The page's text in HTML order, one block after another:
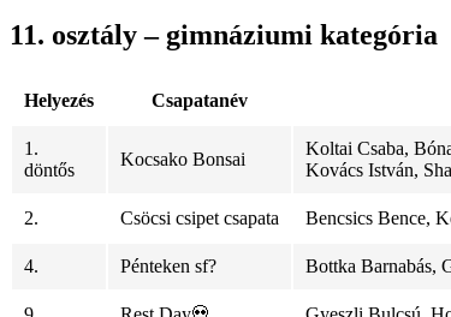
11. osztály – gimnáziumi kategória
Helyezés Csapatanév
1.
döntős
Kocsako Bonsai
Koltai Csaba,
Kovács István,
2. Csöcsi csipet csapata Bencsics Bence,
4. Pénteken sf? Bottka Barnabás,